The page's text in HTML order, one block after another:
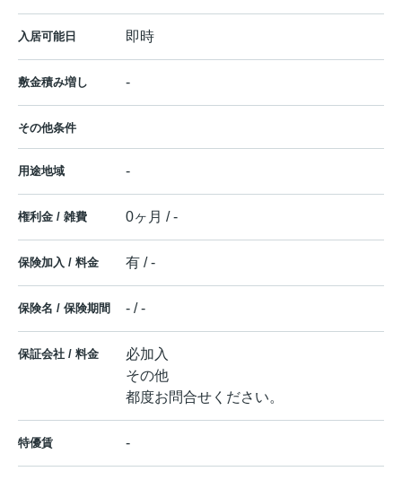
入居可能日 即時
敷金積み増し -
その他条件
用途地域 -
権利金 / 雑費 0ヶ月 / -
保険加入 / 料金 有 / -
保険名 / 保険期間 - / -
保証会社 / 料金
必加入
その他
都度お問合せください。
特優賃 -